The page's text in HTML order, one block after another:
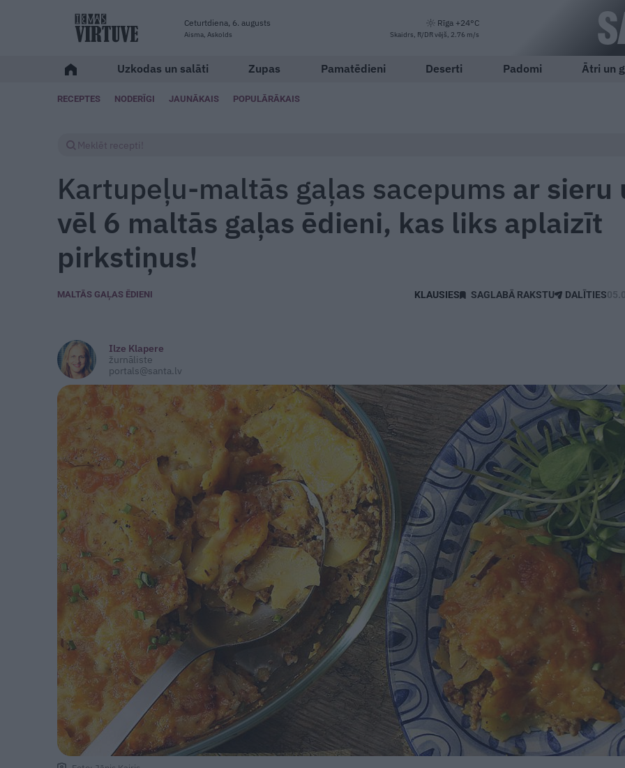
Ceturtdiena, 6. augusts
Aisma, Askolds
Rīga +24°C
Skaidrs, R/DR vējš, 2.76 m/s
Uzkodas un salāti Zupas Pamatēdieni Deserti Padomi Ātri un
RECEPTES NODERĪGI JAUNĀKAIS POPULĀRĀKAIS
Kartupeļu-maltās gaļas sacepums ar sieru
vēl 6 maltās gaļas ēdieni, kas liks aplaizīt
pirkstiņus!
MALTĀS GAĻAS ĒDIENI SAGLABĀ RAKSTU DALĪTIES
Ilze Klapere
žurnāliste
portals@santa.lv